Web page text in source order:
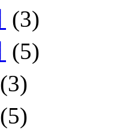
(3)
(5)
(3)
(5)